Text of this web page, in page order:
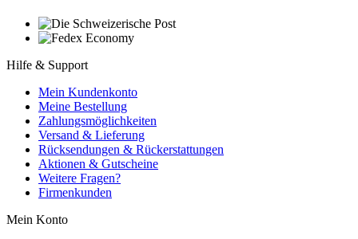
Hilfe & Support
Mein Kundenkonto
Meine Bestellung
Zahlungsmöglichkeiten
Versand & Lieferung
Rücksendungen & Rückerstattungen
Aktionen & Gutscheine
Weitere Fragen?
Firmenkunden
Mein Konto